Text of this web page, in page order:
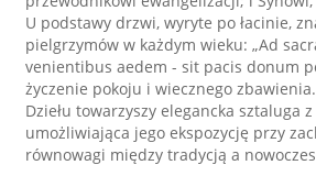
U podstawy drzwi, wyryte po łacinie,
pielgrzymów w każdym wieku: „Ad
venientibus aedem - sit pacis donum
życzenie pokoju i wiecznego zbawienia.
Dziełu towarzyszy elegancka sztaluga
umożliwiająca jego ekspozycję przy
równowagi między tradycją a